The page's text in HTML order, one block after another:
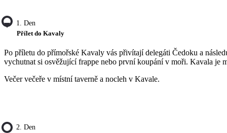
1. Den
Přílet do Kavaly
Po příletu do přímořské Kavaly vás přivítají delegáti Čedoku a
vychutnat si osvěžující frappe nebo první koupání v moři. Kavala je
Večer večeře v místní taverně a nocleh v Kavale.
2. Den